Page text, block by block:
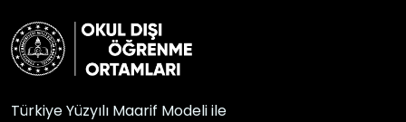
Türkiye Yüzyılı Maarif Modeli ile